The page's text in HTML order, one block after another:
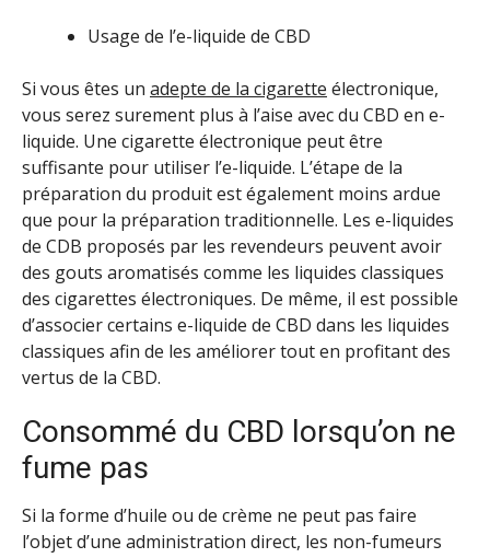
Usage de l’e-liquide de CBD
Si vous êtes un adepte de la cigarette électronique,
vous serez surement plus à l’aise avec du CBD en e-
liquide. Une cigarette électronique peut être
suffisante pour utiliser l’e-liquide. L’étape de la
préparation du produit est également moins ardue
que pour la préparation traditionnelle. Les e-liquides
de CDB proposés par les revendeurs peuvent avoir
des gouts aromatisés comme les liquides classiques
des cigarettes électroniques. De même, il est possible
d’associer certains e-liquide de CBD dans les liquides
classiques afin de les améliorer tout en profitant des
vertus de la CBD.
Consommé du CBD lorsqu’on ne
fume pas
Si la forme d’huile ou de crème ne peut pas faire
l’objet d’une administration direct, les non-fumeurs